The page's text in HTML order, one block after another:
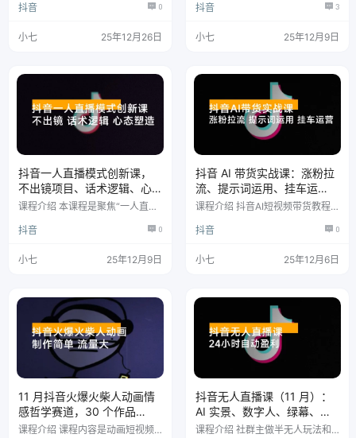
袭，结合自身特色实现超越。 账
谁、给谁看、解决什么问题，例如
顶视频要 1 秒传递价值，突出核心
用本土语言、地标内容，联动本地
商家转化线下流量。 探店号打
法：真实体验，突出独家优惠与痛
点解决方案，开头抓眼球，结尾引
抖音 0
小七 25年12月26日
括：豆包、即梦 AI、Deepseek
词技巧、动作模仿等实用功能。 1
教学，还有爆款视频拆解与剪映全
功能教程，从字幕添加、转场设计
到抠图调色全掌握，零基础也能轻
松做出吸睛 AI 视频。 课程目录 制
作AI视频都需要用到哪些软件 豆
包软件使用介…
抖音 3
小七 25年12月9日
抖音一人直播模式创新课，
不出镜项目、话术逻辑、心
态塑造，轻启动月收益 8 万+
课程介绍 本课程是聚焦“一人直播
系统构建从认知重塑到项目落地的
流量获取、销售转化、主播成长四
计、数据复盘方法，并提供脾胃保
养、手工制作、知识分享等出镜/
不出镜多类实操项目，帮助普通人
快速掌握可持续的直播变现能力。
课程目录 第1课：开学典礼—必学
第2节课：认知篇（1）——做抖音
抖音 0
小七 25年12月9日
抖音 AI 带货实战课：涨粉拉
流、提示词运用、挂车运
营，新手 30 天起号月佣金 5
课程介绍 抖音AI短视频带货教程
录 第一阶段：涨粉拉流 第1课：学
路 第3课：AI涨粉视频 第4课：女
第7课：女装AI视频色彩搭配 第8
课：男性话题拉流 第9课：男装AI
色彩拉流和种草计划 第10课：生
活小常识图文转视频剪辑 第11
课：生活小妙招拉流滚屏 第12
节：如何开…
抖音 0
小七 25年12月6日
11 月抖音火爆火柴人动画情
感哲学赛道，30 个作品
400W 多赞，制作简单，流
课程介绍 课程内容是动画短视频
抖音无人直播课（11 月）：
AI 实景、数字人、绿幕、多
种玩法、24 小时自动盈利
课程介绍 社群主做半无人玩法和